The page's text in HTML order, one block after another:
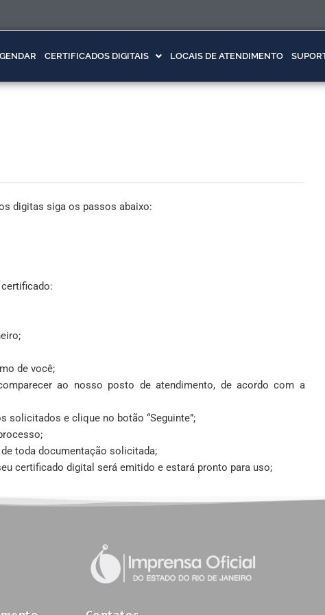
CERTIFICADOS DIGITAIS LOCAIS DE ATENDIMENTO
digitas siga os passos abaixo:
de você;
ao nosso posto de atendimento, de acordo com a
solicitados e clique no botão “Seguinte”;
toda documentação solicitada;
certificado digital será emitido e estará pronto para uso;